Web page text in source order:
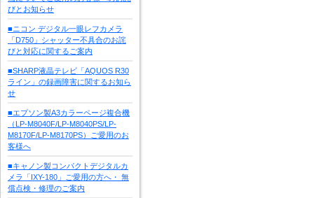
びとお知らせ
■ニコン デジタル一眼レフカメラ
「D750」シャッター不具合のお詫
びと対応に関するご案内
■SHARP液晶テレビ「AQUOS R30
ライン」の録画障害に関するお知ら
せ
■エプソン製A3カラーページ複合機
（LP-M8040F/LP-M8040PS/LP-
M8170F/LP-M8170PS）ご愛用のお
客様へ
■キャノン製コンパクトデジタルカ
メラ「IXY-180」ご愛用の方へ・ 無
償点検・修理のご案内